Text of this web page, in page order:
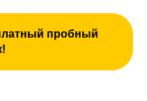
пробный